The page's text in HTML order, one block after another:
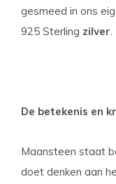
gesmeed in ons
925 Sterling zilver.
De betekenis en
Maansteen staat
doet denken aan